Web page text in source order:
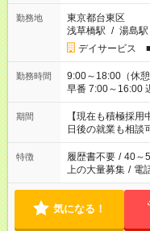
勤務地
東京都台東区
浅草橋駅 / 湯島駅
デイサービス ■
勤務時間
9:00～18:00（休憩60分） ■ご希望があれば
早番 7:00～16:00 遅番 10:00
い」 「余裕を持
たくない」 など、ご
の方へ 今ご覧のお
の勤務時間。 合
期間
【現在も積極採
日後の就業も相談
特徴 履歴書不要 / 40～
上の大量募集 / 電
気になる！